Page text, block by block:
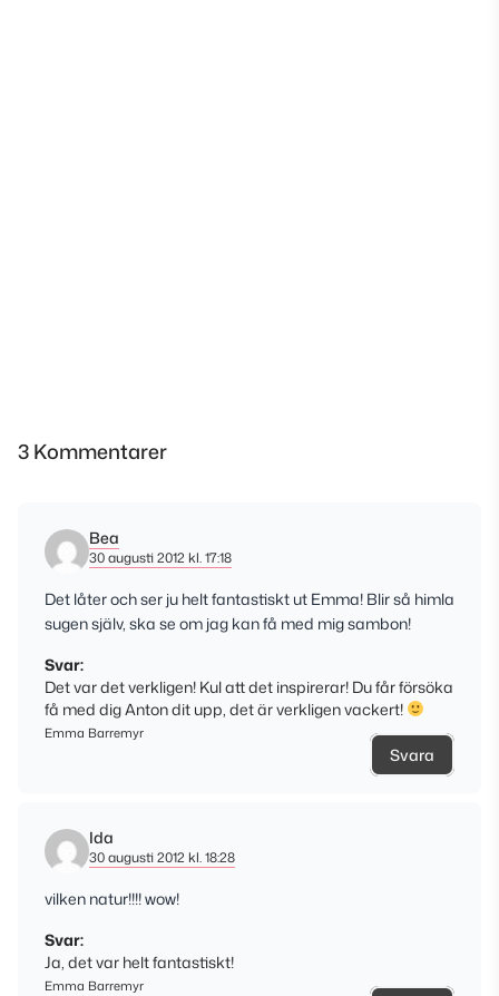
3 Kommentarer
Bea
30 augusti 2012 kl. 17:18
Det låter och ser ju helt fantastiskt ut Emma! Blir så himla
sugen själv, ska se om jag kan få med mig sambon!
Svar:
Det var det verkligen! Kul att det inspirerar! Du får försöka
få med dig Anton dit upp, det är verkligen vackert!
Emma Barremyr
Svara
Ida
30 augusti 2012 kl. 18:28
vilken natur!!!! wow!
Svar:
Ja, det var helt fantastiskt!
Emma Barremyr